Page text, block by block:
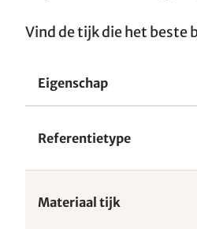
Vind de tijk die het beste
Eigenschap
Referentietype
Materiaal tijk